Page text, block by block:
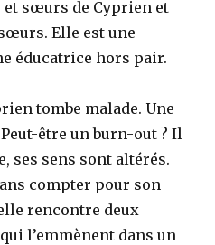
et sœurs de Cyprien et
Elle est une
éducatrice hors pair.
tombe malade. Une
être un burn-out ? Il
ses sens sont altérés.
compter pour son
rencontre deux
l’emmènent dans un